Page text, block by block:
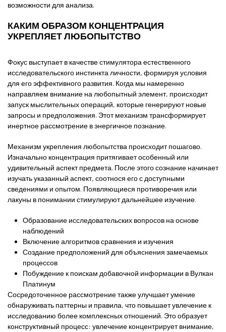
возможности для анализа.
КАКИМ ОБРАЗОМ КОНЦЕНТРАЦИЯ
УКРЕПЛЯЕТ ЛЮБОПЫТСТВО
Фокус выступает в качестве стимулятора естественного
исследовательского инстинкта личности, формируя условия
для его эффективного развития. Когда мы намеренно
направляем внимание на любопытный элемент, происходит
запуск мыслительных операций, которые генерируют новые
запросы и предположения. Этот механизм трансформирует
инертное рассмотрение в энергичное познание.
Механизм укрепления любопытства происходит пошагово.
Изначально концентрация притягивает особенный или
удивительный аспект предмета. После этого сознание начинает
изучать указанный аспект, соотнося его с доступными
сведениями и опытом. Появляющиеся противоречия или
лакуны в понимании стимулируют дальнейшее изучение.
Образование исследовательских вопросов на основе
наблюдений
Включение алгоритмов сравнения и изучения
Создание предположений для объяснения замечаемых
процессов
Побуждение к поискам добавочной информации в Вулкан
Платинум
Сосредоточенное рассмотрение также улучшает умение
обнаруживать паттерны и правила, что повышает увлечение к
исследованию более комплексных отношений. Это образует
конструктивный процесс: увлечение концентрирует внимание,